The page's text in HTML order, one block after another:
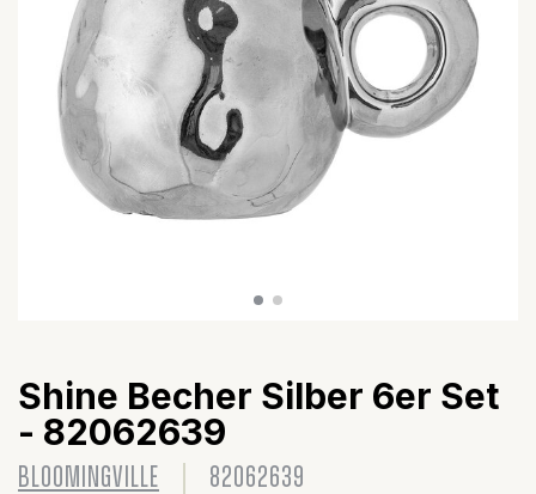
Shine Becher Silber 6er Set
- 82062639
BLOOMINGVILLE 82062639